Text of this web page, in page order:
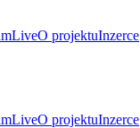
LiveO projektuInzerce
LiveO projektuInzerce